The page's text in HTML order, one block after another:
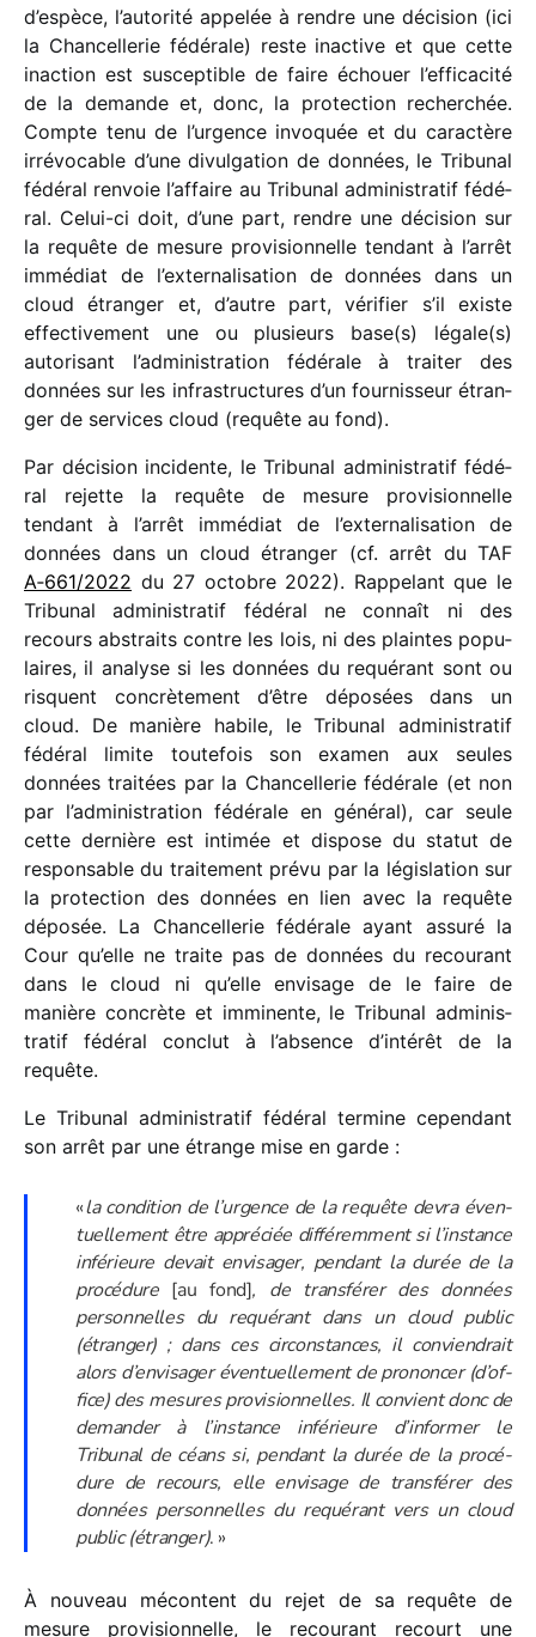
d’espèce, l’au­to­rité appe­lée à rendre une déci­sion (ici
la Chancellerie fédé­rale) reste inac­tive et que cette
inac­tion est suscep­tible de faire échouer l’ef­fi­ca­cité
de la demande et, donc, la protec­tion recher­chée.
Compte tenu de l’urgence invo­quée et du carac­tère
irré­vo­cable d’une divul­ga­tion de données, le Tribunal
fédé­ral renvoie l’affaire au Tribunal admi­nis­tra­tif fédé­
ral. Celui-ci doit, d’une part, rendre une déci­sion sur
la requête de mesure provi­sion­nelle tendant à l’arrêt
immé­diat de l’externalisation de données dans un
cloud étran­ger et, d’autre part, véri­fier s’il existe
effec­ti­ve­ment une ou plusieurs base(s) légale(s)
auto­ri­sant l’administration fédé­rale à trai­ter des
données sur les infra­struc­tures d’un four­nis­seur étran­
ger de services cloud (requête au fond).
Par déci­sion inci­dente, le Tribunal admi­nis­tra­tif fédé­
ral rejette la requête de mesure provi­sion­nelle
tendant à l’arrêt immé­diat de l’externalisation de
données dans un cloud étran­ger (cf. arrêt du TAF
A‑661/​2022 du 27 octobre 2022). Rappelant que le
Tribunal admi­nis­tra­tif fédé­ral ne connaît ni des
recours abstraits contre les lois, ni des plaintes popu­
laires, il analyse si les données du requé­rant sont ou
risquent concrè­te­ment d’être dépo­sées dans un
cloud. De manière habile, le Tribunal admi­nis­tra­tif
fédé­ral limite toute­fois son examen aux seules
données trai­tées par la Chancellerie fédé­rale (et non
par l’administration fédé­rale en géné­ral), car seule
cette dernière est inti­mée et dispose du statut de
respon­sable du trai­te­ment prévu par la légis­la­tion sur
la protec­tion des données en lien avec la requête
dépo­sée. La Chancellerie fédé­rale ayant assuré la
Cour qu’elle ne traite pas de données du recou­rant
dans le cloud ni qu’elle envi­sage de le faire de
manière concrète et immi­nente, le Tribunal admi­nis­
tra­tif fédé­ral conclut à l’absence d’intérêt de la
requête.
Le Tribunal admi­nis­tra­tif fédé­ral termine cepen­dant
son arrêt par une étrange mise en garde :
«la condi­tion de l’urgence de la requête devra éven­
tuel­le­ment être appré­ciée diffé­rem­ment si l’instance
infé­rieure devait envi­sa­ger, pendant la durée de la
procé­dure[au fond], de trans­fé­rer des données
person­nelles du requé­rant dans un cloud public
(étran­ger) ; dans ces circons­tances, il convien­drait
alors d’en­vi­sa­ger éven­tuel­le­ment de pronon­cer (d’of­
fice) des mesures provi­sion­nelles. Il convient donc de
deman­der à l’ins­tance infé­rieure d’in­for­mer le
Tribunal de céans si, pendant la durée de la procé­
dure de recours, elle envi­sage de trans­fé­rer des
données person­nelles du requé­rant vers un cloud
public (étran­ger). »
À nouveau mécon­tent du rejet de sa requête de
mesure provi­sion­nelle, le recou­rant recourt une